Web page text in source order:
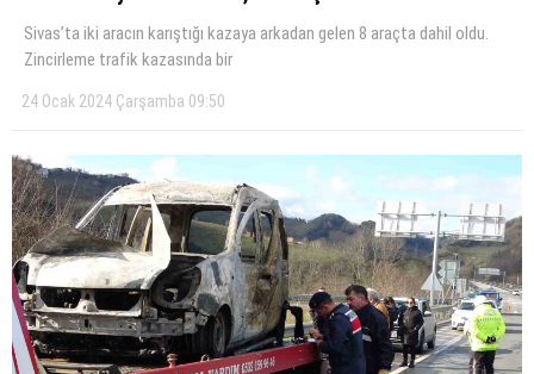
Sivas’ta iki aracın karıştığı kazaya arkadan gelen 8 araçta dahil oldu.
Zincirleme trafik kazasında bir
24 Ocak 2024 Çarşamba 09:50